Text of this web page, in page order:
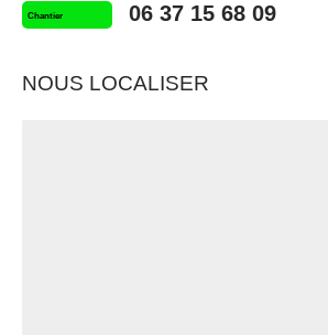
Chantier 06 37 15 68 09
NOUS LOCALISER